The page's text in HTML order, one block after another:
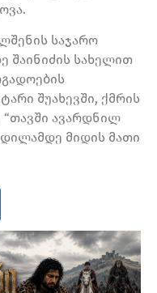
საჯარო
შაინიძის სახელით
შუახევში, ქმრის
ავარდნილ
მიდის მათი